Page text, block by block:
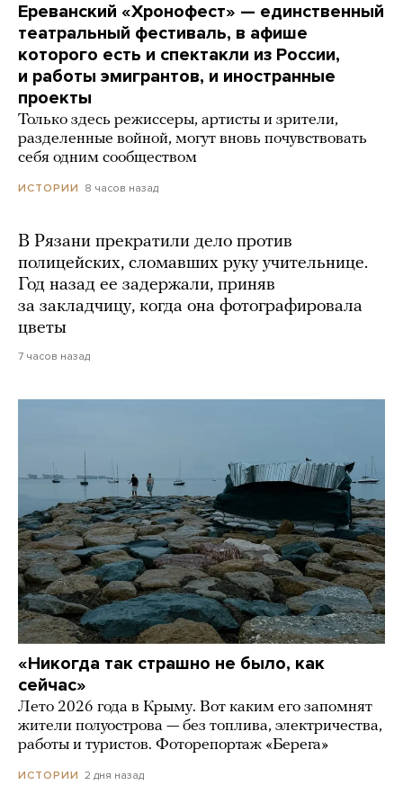
Ереванский «Хронофест» — единственный
театральный фестиваль, в афише
которого есть и спектакли из России,
и работы эмигрантов, и иностранные
проекты
Только здесь режиссеры, артисты и зрители,
разделенные войной, могут вновь почувствовать
себя одним сообществом
ИСТОРИИ 8 часов назад
В Рязани прекратили дело против
полицейских, сломавших руку учительнице.
Год назад ее задержали, приняв
за закладчицу, когда она фотографировала
цветы
7 часов назад
«Никогда так страшно не было, как
сейчас»
Лето 2026 года в Крыму. Вот каким его запомнят
жители полуострова — без топлива, электричества,
работы и туристов. Фоторепортаж «Берега»
ИСТОРИИ 2 дня назад